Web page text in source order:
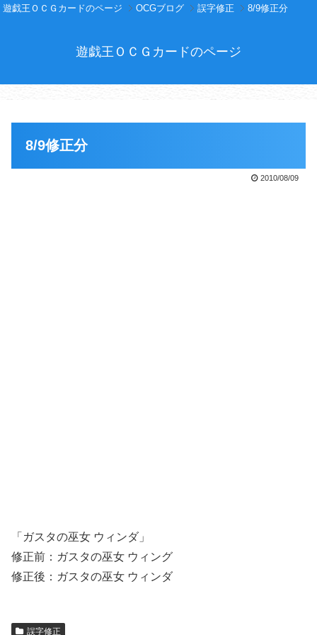
遊戯王ＯＣＧカードのページ OCGブログ 誤字修正 8/9修正分
遊戯王ＯＣＧカードのページ
8/9修正分
2010/08/09
「ガスタの巫女 ウィンダ」
修正前：ガスタの巫女 ウィング
修正後：ガスタの巫女 ウィンダ
誤字修正